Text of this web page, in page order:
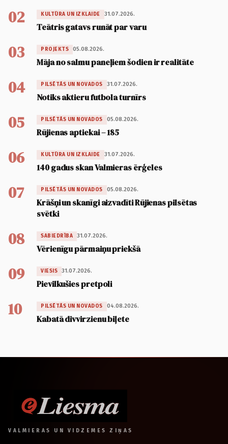
02 KULTŪRA UN IZKLAIDE 31.07.2026.
Teātris gatavs runāt par varu
03 PROJEKTS 05.08.2026.
Māja no salmu paneļiem šodien ir realitāte
04 PILSĒTĀS UN NOVADOS 31.07.2026.
Notiks aktieru futbola turnīrs
05 PILSĒTĀS UN NOVADOS 05.08.2026.
Rūjienas aptiekai – 185
06 KULTŪRA UN IZKLAIDE 31.07.2026.
140 gadus skan Valmieras ērģeles
07 PILSĒTĀS UN NOVADOS 05.08.2026.
Krāšņi un skanīgi aizvadīti Rūjienas pilsētas
svētki
08 SABIEDRĪBA 31.07.2026.
Vērienīgu pārmaiņu priekšā
09 VIESIS 31.07.2026.
Pievilkušies pretpoli
10 PILSĒTĀS UN NOVADOS 04.08.2026.
Kabatā divvirzienu biļete
VALMIERAS UN VIDZEMES ZIŅAS